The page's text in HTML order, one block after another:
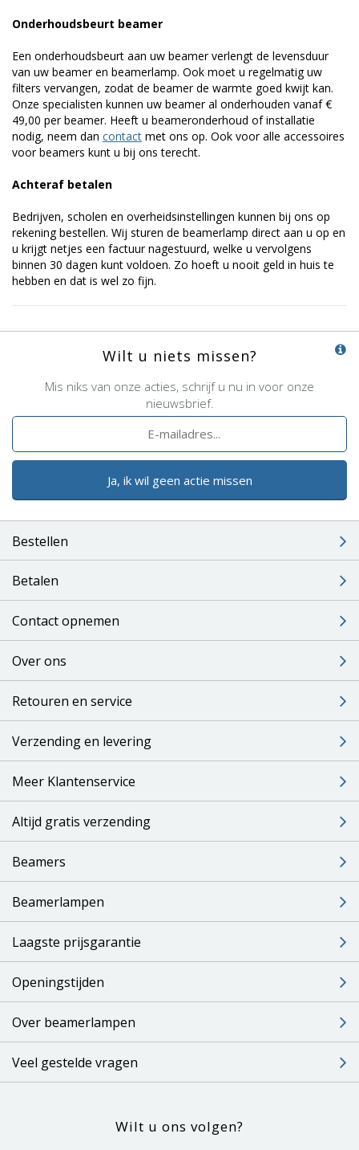
Onderhoudsbeurt beamer
Een onderhoudsbeurt aan uw beamer verlengt de levensduur
van uw beamer en beamerlamp. Ook moet u regelmatig uw
filters vervangen, zodat de beamer de warmte goed kwijt kan.
Onze specialisten kunnen uw beamer al onderhouden vanaf €
49,00 per beamer. Heeft u beameronderhoud of installatie
nodig, neem dan contact met ons op. Ook voor alle accessoires
voor beamers kunt u bij ons terecht.
Achteraf betalen
Bedrijven, scholen en overheidsinstellingen kunnen bij ons op
rekening bestellen. Wij sturen de beamerlamp direct aan u op en
u krijgt netjes een factuur nagestuurd, welke u vervolgens
binnen 30 dagen kunt voldoen. Zo hoeft u nooit geld in huis te
hebben en dat is wel zo fijn.
Wilt u niets missen?
Mis niks van onze acties, schrijf u nu in voor onze
nieuwsbrief.
Ja, ik wil geen actie missen
Bestellen
Betalen
Contact opnemen
Over ons
Retouren en service
Verzending en levering
Meer Klantenservice
Altijd gratis verzending
Beamers
Beamerlampen
Laagste prijsgarantie
Openingstijden
Over beamerlampen
Veel gestelde vragen
Wilt u ons volgen?